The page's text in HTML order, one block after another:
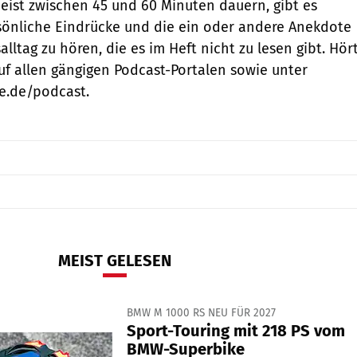
zwischen 45 und 60 Minuten dauern, gibt es
Eindrücke und die ein oder andere Anekdote
zu hören, die es im Heft nicht zu lesen gibt.
allen gängigen Podcast-Portalen sowie unter
podcast.
MEIST GELESEN
BMW M 1000 RS NEU FÜR 2027
Sport-Touring mit 218 PS vom
BMW-Superbike